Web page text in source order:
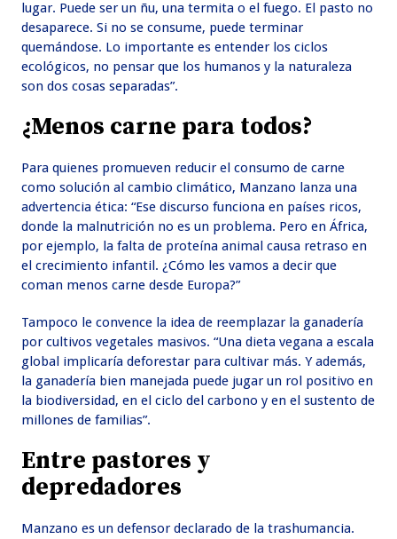
lugar. Puede ser un ñu, una termita o el fuego. El pasto no
desaparece. Si no se consume, puede terminar
quemándose. Lo importante es entender los ciclos
ecológicos, no pensar que los humanos y la naturaleza
son dos cosas separadas”.
¿Menos carne para todos?
Para quienes promueven reducir el consumo de carne
como solución al cambio climático, Manzano lanza una
advertencia ética: “Ese discurso funciona en países ricos,
donde la malnutrición no es un problema. Pero en África,
por ejemplo, la falta de proteína animal causa retraso en
el crecimiento infantil. ¿Cómo les vamos a decir que
coman menos carne desde Europa?”
Tampoco le convence la idea de reemplazar la ganadería
por cultivos vegetales masivos. “Una dieta vegana a escala
global implicaría deforestar para cultivar más. Y además,
la ganadería bien manejada puede jugar un rol positivo en
la biodiversidad, en el ciclo del carbono y en el sustento de
millones de familias”.
Entre pastores y
depredadores
Manzano es un defensor declarado de la trashumancia.